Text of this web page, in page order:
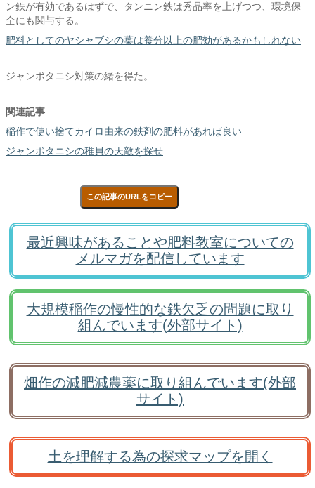
ン鉄が有効であるはずで、タンニン鉄は秀品率を上げつつ、環境保
全にも関与する。
肥料としてのヤシャブシの葉は養分以上の肥効があるかもしれない
ジャンボタニシ対策の緒を得た。
関連記事
稲作で使い捨てカイロ由来の鉄剤の肥料があれば良い
ジャンボタニシの稚貝の天敵を探せ
この記事のURLをコピー
最近興味があることや肥料教室についての
メルマガを配信しています
大規模稲作の慢性的な鉄欠乏の問題に取り
組んでいます(外部サイト)
畑作の減肥減農薬に取り組んでいます(外部
サイト)
土を理解する為の探求マップを開く